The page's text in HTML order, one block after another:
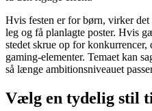
Hvis festen er for børn, virker
leg og få planlagte poster. Hvis
stedet skrue op for
gaming-elementer. Temaet kan
så længe ambitionsniveauet
Vælg en tydelig stil